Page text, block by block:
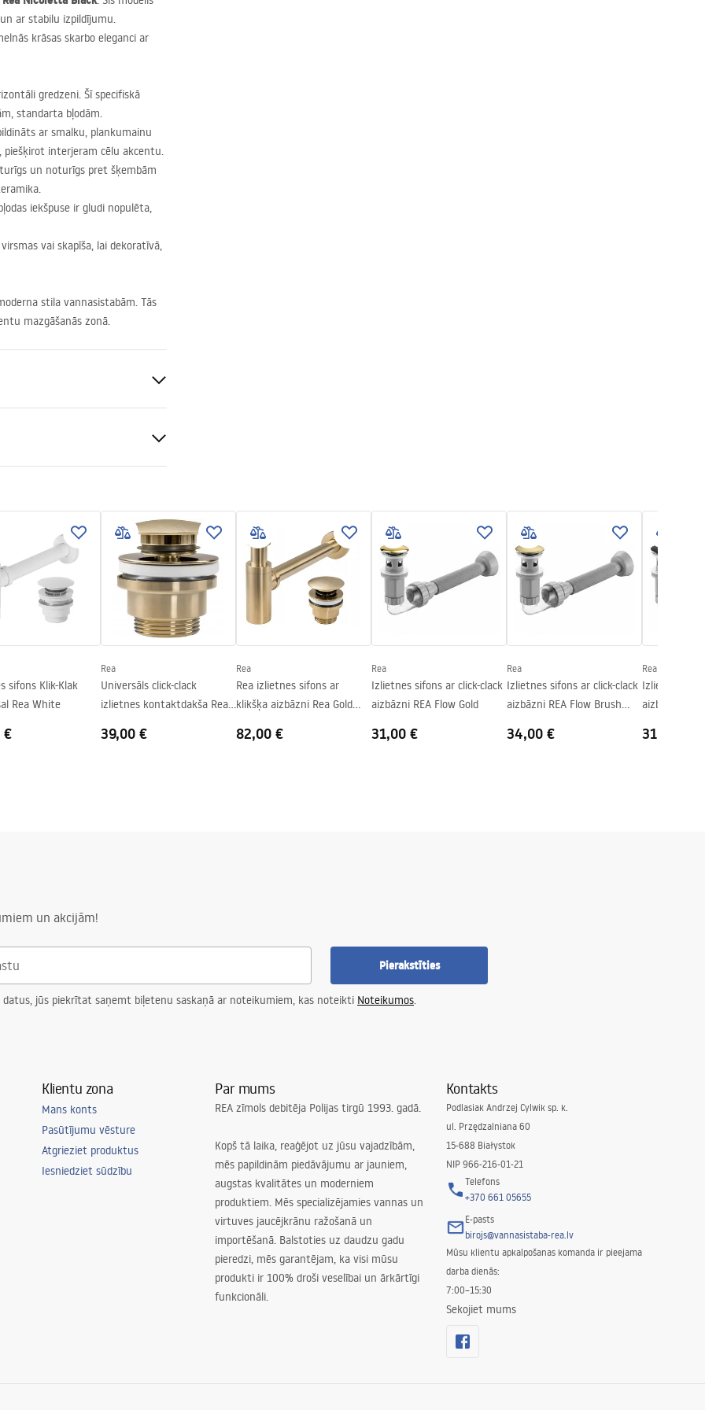
ar stabilu izpildījumu.
krāsas skarbo eleganci ar
gredzeni. Šī specifiskā
standarta bļodām.
ar smalku, plankumainu
interjeram cēlu akcentu.
un noturīgs pret šķembām
iekšpuse ir gludi nopulēta,
vai skapīša, lai dekoratīvā,
stila vannasistabām. Tās
mazgāšanās zonā.
imitācija
_5.pdf
sifons Klik-Klak
Rea White
€
Rea
Universāls click-clack
izlietnes kontaktdakša Rea
39,00 €
Rea
Rea izlietnes sifons ar
klikšķa aizbāzni Rea Gold
82,00 €
Rea
Izlietnes sifons ar click-clack
aizbāzni REA Flow Gold
31,00 €
Rea
Izlietnes sifons ar click-clack
aizbāzni REA Flow Brush
34,00 €
Rea
Izlietnes
aizbāzni
31,00 €
un akcijām!
Pierakstīties
jūs piekrītat saņemt biļetenu saskaņā ar noteikumiem, kas noteikti Noteikumos.
Klientu zona
Mans konts
Pasūtījumu vēsture
Atgrieziet produktus
Iesniedziet sūdzību
Par mums
REA zīmols debitēja Polijas tirgū 1993. gadā.
Kopš tā laika, reaģējot uz jūsu vajadzībām,
mēs papildinām piedāvājumu ar jauniem,
augstas kvalitātes un moderniem
produktiem. Mēs specializējamies vannas un
virtuves jaucējkrānu ražošanā un
importēšanā. Balstoties uz daudzu gadu
pieredzi, mēs garantējam, ka visi mūsu
produkti ir 100% droši veselībai un ārkārtīgi
funkcionāli.
Kontakts
Podlasiak Andrzej Cylwik sp. k.
ul. Przędzalniana 60
15-688 Białystok
NIP 966-216-01-21
Telefons
+370 661 05655
E-pasts
birojs@vannasistaba-rea.lv
Mūsu klientu apkalpošanas komanda ir pieejama
darba dienās:
7:00–15:30
Sekojiet mums